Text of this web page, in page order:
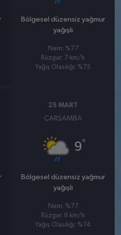
Bölgesel düzensiz yağmur
yağışlı
Nem: %77
Rüzgar: 7 km/h
Yağış Olasılığı: %75
25 MART
ÇARŞAMBA
9°
Bölgesel düzensiz yağmur
yağışlı
Nem: %77
Rüzgar: 8 km/h
Yağış Olasılığı: %74